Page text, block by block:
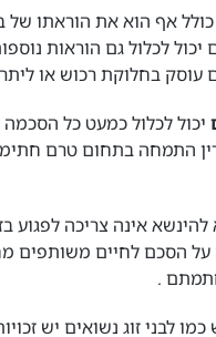
אף הוא את הוראתו של
לכלול גם הוראות
בחלוקת רכוש או
יכול לכלול כמעט כל
דין התמחה בתחום טרם
אינה צריכה לפגוע
הסכם לחיים משותפים
.
לבני זוג נשואים יש